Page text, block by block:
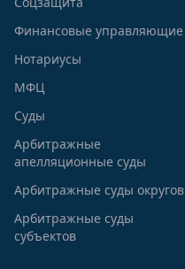
Финансовые управляющие
Нотариусы
МФЦ
Суды
Арбитражные
апелляционные суды
Арбитражные суды округов
Арбитражные суды
субъектов